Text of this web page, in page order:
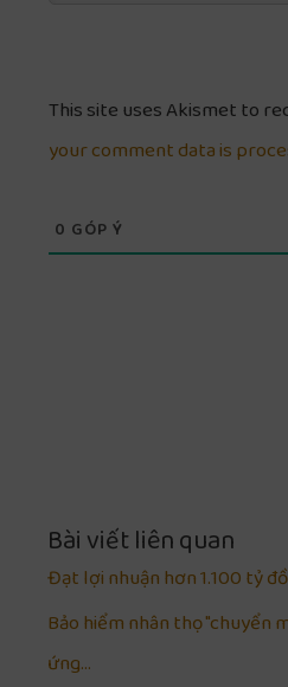
This site uses Akismet to
your comment data is
0 GÓP Ý
Bài viết liên quan
Đạt lợi nhuận hơn 1.100 tỷ
Bảo hiểm nhân thọ "chuyển
ứng…